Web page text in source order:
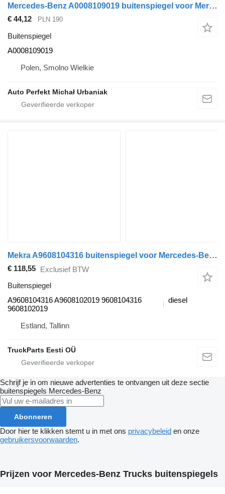
Mercedes-Benz A0008109019 buitenspiegel voor Mercedes-Benz trekker
€ 44,12 PLN 190
Buitenspiegel
A0008109019
Polen, Smolno Wielkie
Auto Perfekt Michał Urbaniak
Mekra A9608104316 buitenspiegel voor Mercedes-Benz Actros MP4 Antos Arocs (2012-) trekker
€ 118,55 Exclusief BTW
Buitenspiegel
A9608104316 A9608102019 9608104316
9608102019
diesel
Estland, Tallinn
TruckParts Eesti OÜ
Schrijf je in om nieuwe advertenties te ontvangen uit deze sectie
buitenspiegels Mercedes-Benz
Abonneren
Door hier te klikken stemt u in met ons privacybeleid en onze
gebruikersvoorwaarden.
Prijzen voor Mercedes-Benz Trucks buitenspiegels